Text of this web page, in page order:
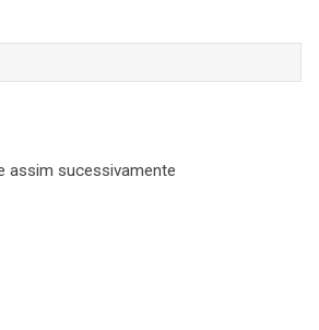
assim sucessivamente